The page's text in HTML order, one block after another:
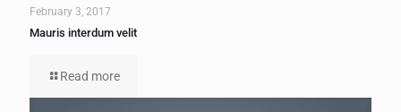
February 3, 2017
Mauris interdum velit
Read more